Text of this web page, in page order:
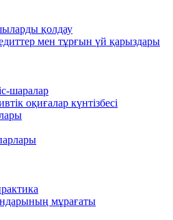
қолдау
мен тұрғын үй қарыздары
шаралар
оқиғалар күнтізбесі
мұрағаты